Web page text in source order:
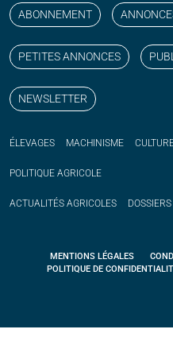
ABONNEMENT
PETITES ANNONCES
NEWSLETTER
ÉLEVAGES MACHINISME
POLITIQUE AGRICOLE
ACTUALITÉS AGRICOLES DOSSIERS
MENTIONS LÉGALES
POLITIQUE DE